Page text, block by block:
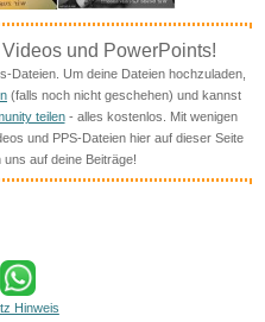
und PowerPoints!
Dateien. Um deine Dateien hochzuladen,
(falls noch nicht geschehen) und kannst
teilen- alles kostenlos. Mit wenigen
und PPS-Dateien hier auf dieser Seite
auf deine Beiträge!
Hinweis